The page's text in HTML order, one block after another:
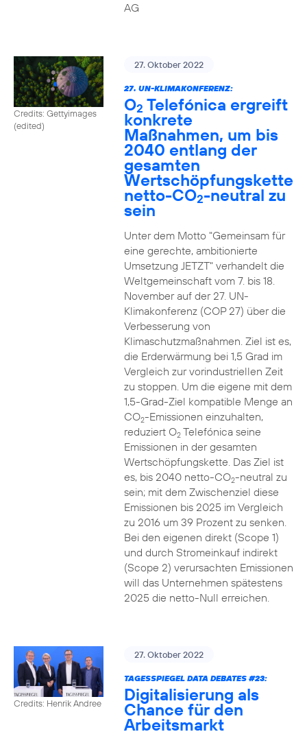
AG
Credits: Gettyimages
(edited)
27. Oktober 2022
27. UN-KLIMAKONFERENZ:
O2 Telefónica ergreift
konkrete
Maßnahmen, um bis
2040 entlang der
gesamten
Wertschöpfungskette
netto-CO2-neutral zu
sein
Unter dem Motto "Gemeinsam für
eine gerechte, ambitionierte
Umsetzung JETZT" verhandelt die
Weltgemeinschaft vom 7. bis 18.
November auf der 27. UN-
Klimakonferenz (COP 27) über die
Verbesserung von
Klimaschutzmaßnahmen. Ziel ist es,
die Erderwärmung bei 1,5 Grad im
Vergleich zur vorindustriellen Zeit
zu stoppen. Um die eigene mit dem
1,5-Grad-Ziel kompatible Menge an
CO2-Emissionen einzuhalten,
reduziert O2Telefónica seine
Emissionen in der gesamten
Wertschöpfungskette. Das Ziel ist
es, bis 2040 netto-CO2-neutral zu
sein; mit dem Zwischenziel diese
Emissionen bis 2025 im Vergleich
zu 2016 um 39 Prozent zu senken.
Bei den eigenen direkt (Scope 1)
und durch Stromeinkauf indirekt
(Scope 2) verursachten Emissionen
will das Unternehmen spätestens
2025 die netto-Null erreichen.
Credits: Henrik Andree
27. Oktober 2022
TAGESSPIEGEL DATA DEBATES #23:
Digitalisierung als
Chance für den
Arbeitsmarkt